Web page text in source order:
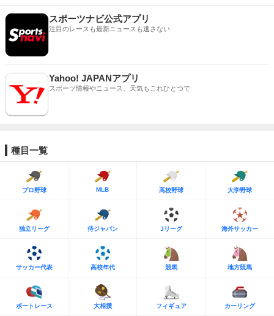
スポーツナビ公式アプリ
注目のレースも最新ニュースも逃さない
Yahoo! JAPANアプリ
スポーツ情報やニュース、天気もこれひとつで
種目一覧
プロ野球 MLB 高校野球 大学野球
独立リーグ 侍ジャパン Jリーグ 海外サッカー
サッカー代表 高校年代 競馬 地方競馬
ボートレース 大相撲 フィギュア カーリング